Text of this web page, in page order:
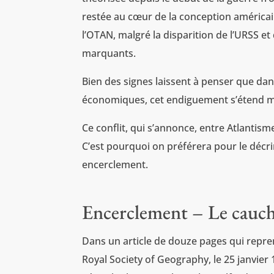
restée au cœur de la conception
l’OTAN, malgré la disparition de l’URSS
marquants.
Bien des signes laissent à penser que
économiques, cet endiguement s’étend
Ce conflit, qui s’annonce, entre
C’est pourquoi on préférera pour le
encerclement.
Encerclement – Le
Dans un article de douze pages qui
Royal Society of Geography, le 25